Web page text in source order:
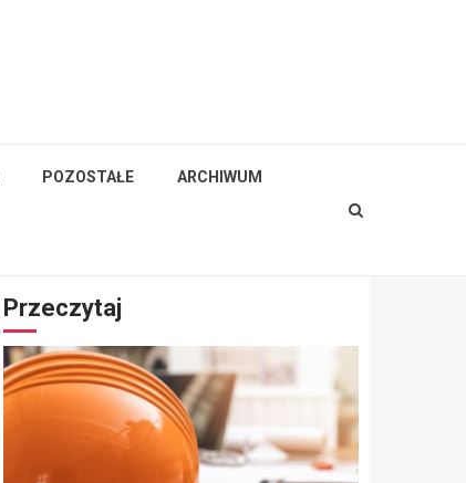
POZOSTAŁE ARCHIWUM
Przeczytaj